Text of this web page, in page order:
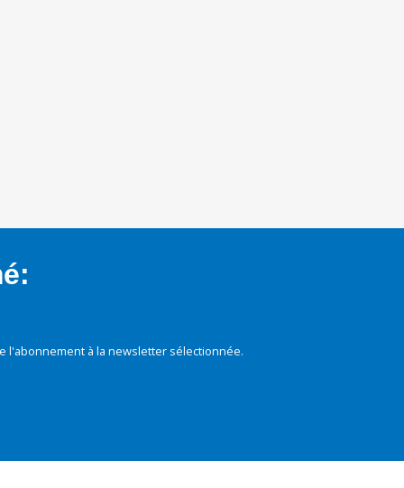
à la newsletter sélectionnée.